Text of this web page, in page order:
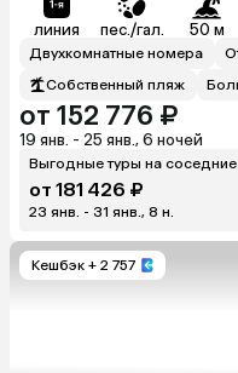
линия пес./гал. 50 м
Двухкомнатные номера
Собственный пляж
от 152 776 ₽
19 янв. - 25 янв., 6 ночей
Выгодные туры на
от 181 426 ₽
23 янв. - 31 янв., 8 н.
Кешбэк + 2 757